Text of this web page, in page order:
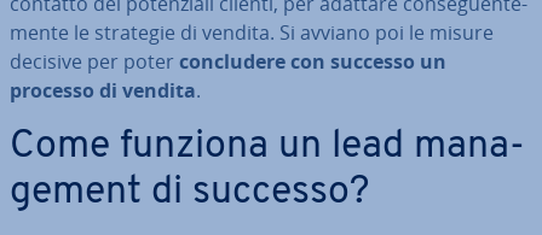
men­te le strategie di vendita. Si avviano poi le misure
decisive per poter con­clu­de­re con successo un
processo di vendita.
Come funziona un lead ma­na­
ge­ment di successo?